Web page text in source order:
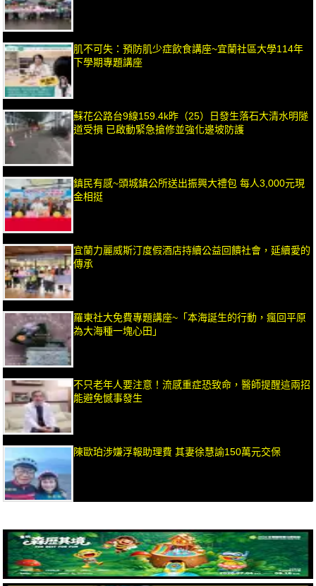
肌不可失：預防肌少症飲食講座~宜蘭社區大學114年
下學期專題講座
蘇花公路台9線159.4k昨（25）日發生落石大清水明隧
道受損 已啟動緊急搶修並強化邊坡防護
鎮民有感~頭城鎮公所送出振興大禮包 每人3,000元現
金相挺
宜蘭力麗威斯汀度假酒店持續公益回饋社會，延續愛的
傳承
羅東社大免費專題講座~「本海誕生的行動，瘋回平原
為大海種一塊心田」
不只老年人要注意！流感重症恐致命，醫師提醒這兩招
能避免憾事發生
陳歐珀涉嫌浮報助理費 其妻徐慧諭150萬元交保